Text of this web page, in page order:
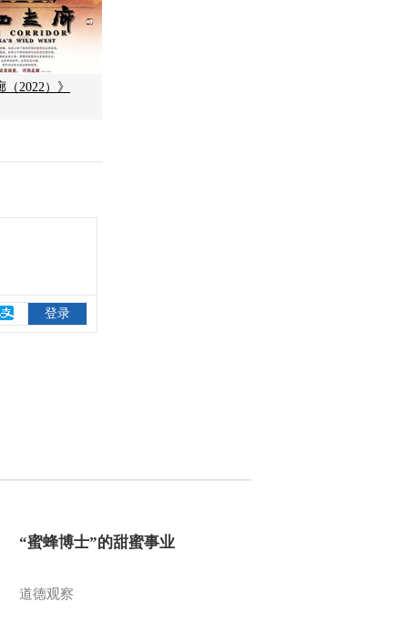
2022）》
“蜜蜂博士”的甜蜜事业
道德观察